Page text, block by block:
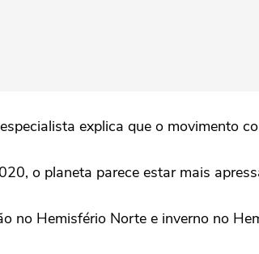
explica que o movimento
o planeta parece estar mais
no Hemisfério Norte e inverno no